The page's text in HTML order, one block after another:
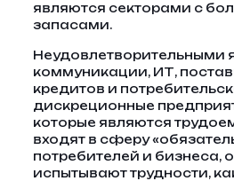
являются секторами с
запасами.
Неудовлетворительными
коммуникации, ИТ,
кредитов и
дискреционные
которые являются
входят в сферу
потребителей и бизнеса,
испытывают трудности,